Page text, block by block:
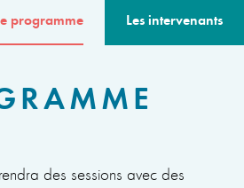
programme Les intervenants
des sessions avec des